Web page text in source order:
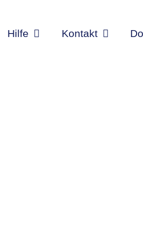
Hilfe Kontakt